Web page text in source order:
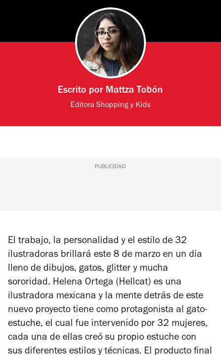
Escrito por Mattza Tobón
Editora Shopping y Kids
PUBLICIDAD
El trabajo, la personalidad y el estilo de 32
ilustradoras brillará este 8 de marzo en un día
lleno de dibujos, gatos, glitter y mucha
sororidad. Helena Ortega (Hellcat) es una
ilustradora mexicana y la mente detrás de este
nuevo proyecto tiene como protagonista al gato-
estuche, el cual fue intervenido por 32 mujeres,
cada una de ellas creó su propio estuche con
sus diferentes estilos y técnicas. El producto final